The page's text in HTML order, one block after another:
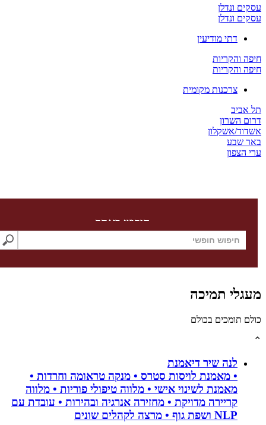
ונדלן
ונדלן
דתי מודיעין
צרכנות מקומית
אשקלון
חיפוש באתר
תמיכה
בכולם
לנה שיר דיאמנת
• מאמנת לויסות סטרס • מנקה טראומה וחרדות •
מאמנת לשינוי אישי • מלווה טיפולי פוריות • מלווה
קריירה מדויקת • מחזירה אנרגיה ובהירות • עובדת עם
NLP ושפת גוף • מרצה לקהלים שונים